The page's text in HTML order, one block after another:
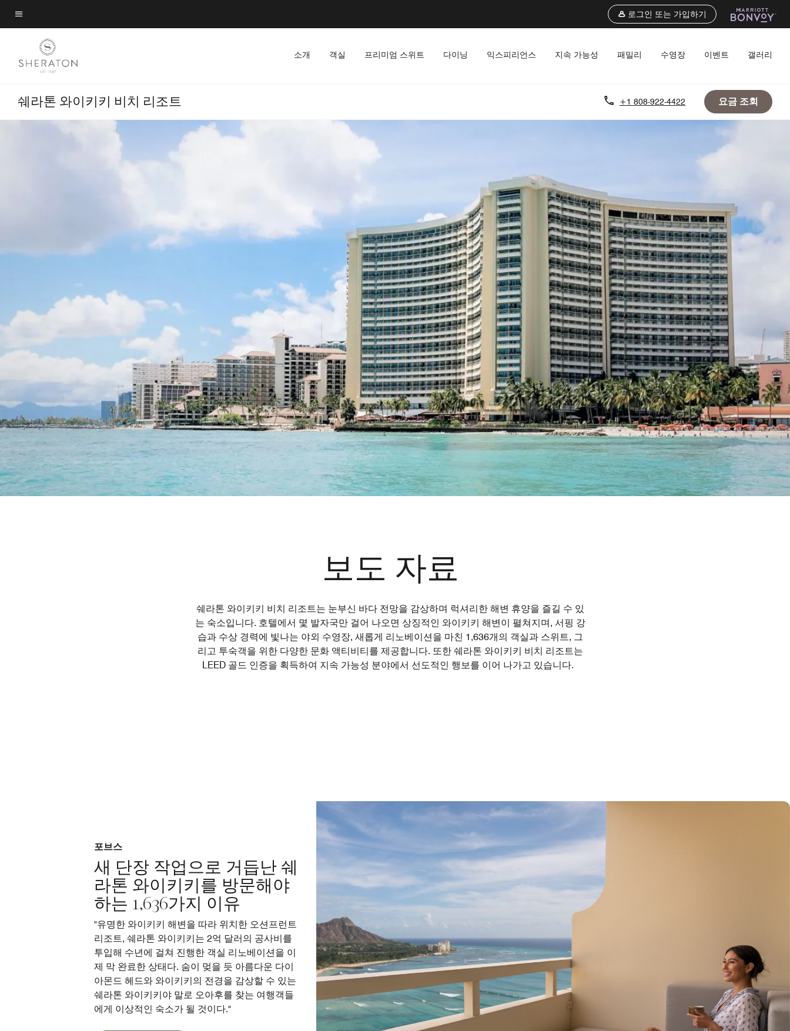
Skip
to
content
메뉴 텍스트
로그인 또는 가입하기
소개 객실 프리미엄 스위트 다이닝 익스피리언스 지속 가능성 패밀리 수영장 이벤트 갤러리
쉐라톤 와이키키 비치 리조트 +1 808-922-4422 요금 조회
보도 자료
쉐라톤 와이키키 비치 리조트는 눈부신 바다 전망을 감상하며 럭셔리한 해변 휴양을 즐길 수 있
는 숙소입니다. 호텔에서 몇 발자국만 걸어 나오면 상징적인 와이키키 해변이 펼쳐지며, 서핑 강
습과 수상 경력에 빛나는 야외 수영장, 새롭게 리노베이션을 마친 1,636개의 객실과 스위트, 그
리고 투숙객을 위한 다양한 문화 액티비티를 제공합니다. 또한 쉐라톤 와이키키 비치 리조트는
LEED 골드 인증을 획득하여 지속 가능성 분야에서 선도적인 행보를 이어 나가고 있습니다.
포브스
새 단장 작업으로 거듭난 쉐
라톤 와이키키를 방문해야
하는 1,636가지 이유
"유명한 와이키키 해변을 따라 위치한 오션프런트
리조트, 쉐라톤 와이키키는 2억 달러의 공사비를
투입해 수년에 걸쳐 진행한 객실 리노베이션을 이
제 막 완료한 상태다. 숨이 멎을 듯 아름다운 다이
아몬드 헤드와 와이키키의 전경을 감상할 수 있는
쉐라톤 와이키키야 말로 오아후를 찾는 여행객들
에게 이상적인 숙소가 될 것이다."